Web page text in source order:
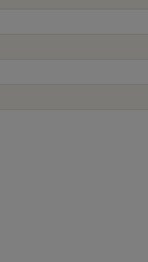
— roślinna alternatywa dla kurczaka
i sosie teriyaki.